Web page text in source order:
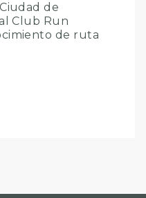
de
Club Run
de ruta